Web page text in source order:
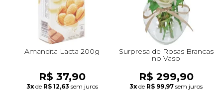
Amandita Lacta 200g
R$ 37,90
3x de R$ 12,63 sem juros
Surpresa de Rosas Brancas
no Vaso
R$ 299,90
3x de R$ 99,97 sem juros